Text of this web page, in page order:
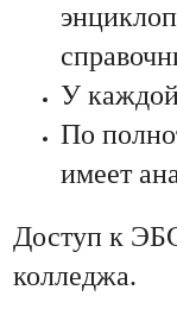
У каждой
По
имеет
Доступ к
колледжа.